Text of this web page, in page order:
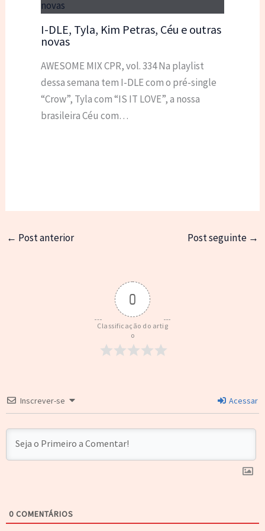
I-DLE, Tyla, Kim Petras, Céu e outras
novas
AWESOME MIX CPR, vol. 334 Na playlist
dessa semana tem I-DLE com o pré-single
“Crow”, Tyla com “IS IT LOVE”, a nossa
brasileira Céu com…
← Post anterior Post seguinte →
0
Classificação do artig
o
Inscrever-se Acessar
0 COMENTÁRIOS